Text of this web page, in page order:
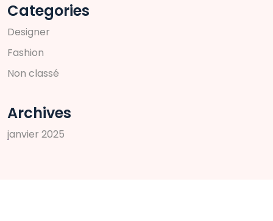
Categories
Designer
Fashion
Non classé
Archives
janvier 2025